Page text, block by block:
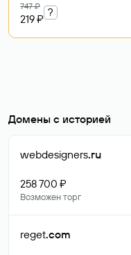
747 ₽
219 ₽
?
Домены с историей
webdesigners.ru
258 700 ₽
Возможен торг
reget.com